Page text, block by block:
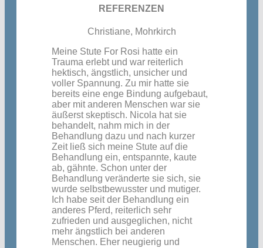
REFERENZEN
Christiane, Mohrkirch
Meine Stute For Rosi hatte ein
Trauma erlebt und war reiterlich
hektisch, ängstlich, unsicher und
voller Spannung. Zu mir hatte sie
bereits eine enge Bindung aufgebaut,
aber mit anderen Menschen war sie
äußerst skeptisch. Nicola hat sie
behandelt, nahm mich in der
Behandlung dazu und nach kurzer
Zeit ließ sich meine Stute auf die
Behandlung ein, entspannte, kaute
ab, gähnte. Schon unter der
Behandlung veränderte sie sich, sie
wurde selbstbewusster und mutiger.
Ich habe seit der Behandlung ein
anderes Pferd, reiterlich sehr
zufrieden und ausgeglichen, nicht
mehr ängstlich bei anderen
Menschen. Eher neugierig und